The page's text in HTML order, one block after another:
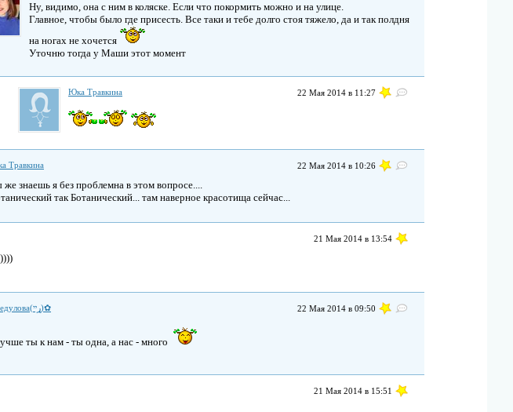
Ну, видимо, она с ним в коляске. Если что покормить можно и на улице.
Главное, чтобы было где присесть. Все таки и тебе долго стоя тяжело, да и так полдня
на ногах не хочется
Уточню тогда у Маши этот момент
Юка Травкина 22 Мая 2014 в 11:27
Травкина 22 Мая 2014 в 10:26
же знаешь я без проблемна в этом вопросе....
так Ботанический... там наверное красотища сейчас...
21 Мая 2014 в 13:54
✿(ړײ)Надя Федулова(ړײ)✿ 22 Мая 2014 в 09:50
ты к нам - ты одна, а нас - много
21 Мая 2014 в 15:51